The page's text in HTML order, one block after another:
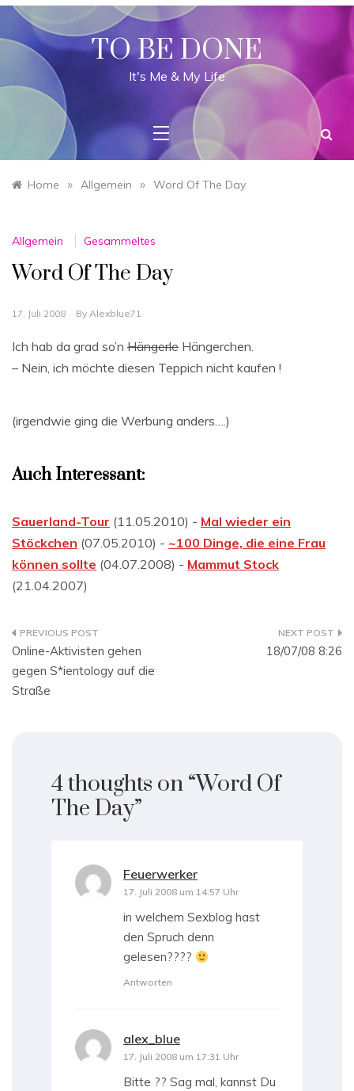
Skip
content
TO BE DONE
It's Me & My Life
Home » Allgemein » Word Of The Day
Allgemein Gesammeltes
Word Of The Day
17. Juli 2008 By Alexblue71
Ich hab da grad so’n Hängerle Hängerchen.
– Nein, ich möchte diesen Teppich nicht kaufen !
(irgendwie ging die Werbung anders….)
Auch Interessant:
Sauerland-Tour (11.05.2010) - Mal wieder ein
Stöckchen (07.05.2010) - ~100 Dinge, die eine Frau
können sollte (04.07.2008) - Mammut Stock
(21.04.2007)
Beitragsnavigation
Online-Aktivisten gehen
gegen S*ientology auf die
Straße
18/07/08 8:26
4 thoughts on “Word Of
The Day”
Feuerwerker
17. Juli 2008 um 14:57 Uhr
in welchem Sexblog hast
den Spruch denn
gelesen????
Antworten
alex_blue
17. Juli 2008 um 17:31 Uhr
Bitte ?? Sag mal, kannst Du